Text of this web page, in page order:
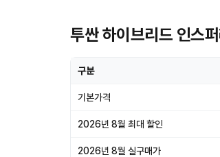
투싼 하이브리드 인스
구분
기본가격
2026년 8월 최대 할인
2026년 8월 실구매가